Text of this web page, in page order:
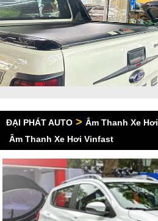
ĐẠI PHÁT AUTO > Âm Thanh Xe Hơi
Âm Thanh Xe Hơi Vinfast